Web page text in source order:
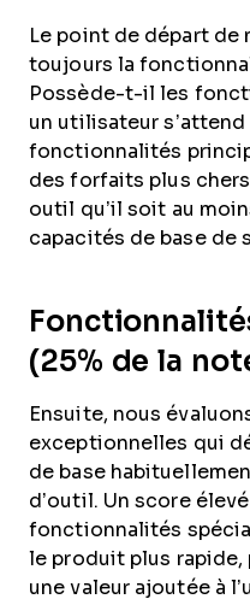
Le point de départ
toujours la
Possède-t-il les
un utilisateur
fonctionnalités
des forfaits plus
outil qu’il soit au
capacités de base de
(25% de la
Ensuite, nous
exceptionnelles qui
de base
d’outil. Un score
fonctionnalités
le produit plus
une valeur ajoutée à